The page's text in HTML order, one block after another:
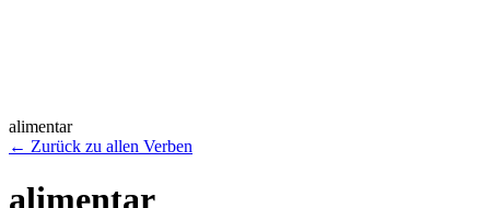
alimentar
← Zurück zu allen Verben
alimentar